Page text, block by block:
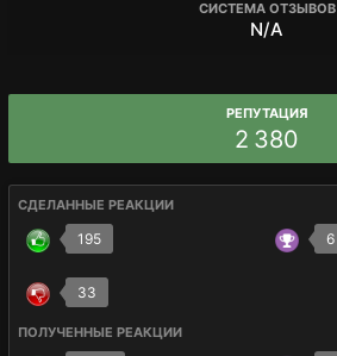
СИСТЕМА ОТЗЫВОВ
N/A
РЕПУТАЦИЯ
2 380
СДЕЛАННЫЕ РЕАКЦИИ
195 6
33
ПОЛУЧЕННЫЕ РЕАКЦИИ